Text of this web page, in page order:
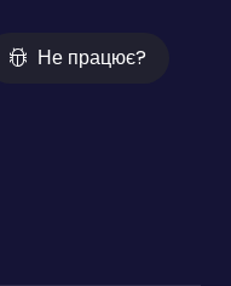
Не працює?